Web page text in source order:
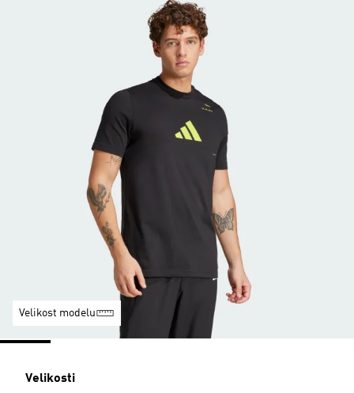
Velikost modelu
Velikosti